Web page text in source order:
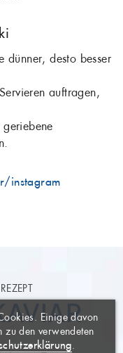
dünner, desto besser
auftragen,
instagram
×
×
×
×
um
Einige davon
den verwendeten